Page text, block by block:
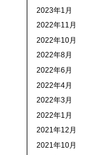
2023年1月
2022年11月
2022年10月
2022年8月
2022年6月
2022年4月
2022年3月
2022年1月
2021年12月
2021年10月